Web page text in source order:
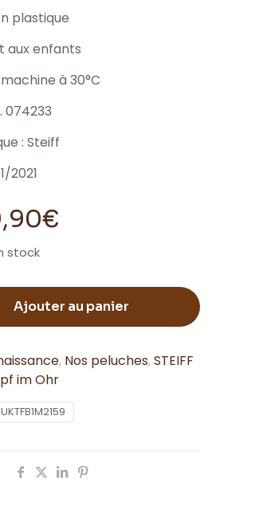
plastique
aux enfants
à 30°C
074233
: Steiff
2021
€
stock
Ajouter au panier
, Nos peluches,STEIFF
im Ohr